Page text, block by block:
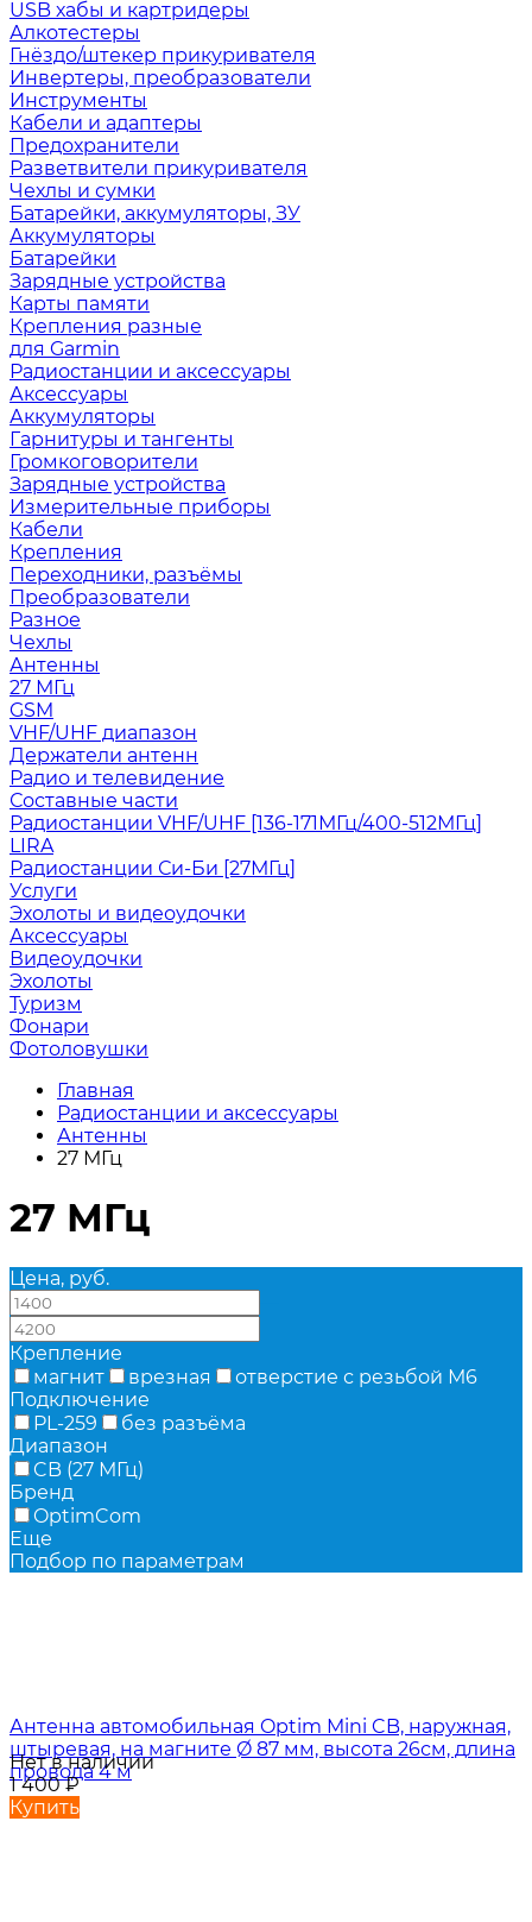
USB хабы и картридеры
Алкотестеры
Гнёздо/штекер прикуривателя
Инвертеры, преобразователи
Инструменты
Кабели и адаптеры
Предохранители
Разветвители прикуривателя
Чехлы и сумки
Батарейки, аккумуляторы, ЗУ
Аккумуляторы
Батарейки
Зарядные устройства
Карты памяти
Крепления разные
для Garmin
Радиостанции и аксессуары
Аксессуары
Аккумуляторы
Гарнитуры и тангенты
Громкоговорители
Зарядные устройства
Измерительные приборы
Кабели
Крепления
Переходники, разъёмы
Преобразователи
Разное
Чехлы
Антенны
27 МГц
GSM
VHF/UHF диапазон
Держатели антенн
Радио и телевидение
Составные части
Радиостанции VHF/UHF [136-171МГц/400-512МГц]
LIRA
Радиостанции Си-Би [27МГц]
Услуги
Эхолоты и видеоудочки
Аксессуары
Видеоудочки
Эхолоты
Туризм
Фонари
Фотоловушки
Главная
Радиостанции и аксессуары
Антенны
27 МГц
27 МГц
Цена, руб.
Крепление
магнит
врезная
отверстие с резьбой М6
Подключение
PL-259
без разъёма
Диапазон
CB (27 МГц)
Бренд
OptimCom
Еще
Подбор по параметрам
Антенна автомобильная Optim Mini CB, наружная,
штыревая, на магните Ø 87 мм, высота 26см, длина
провода 4 м
Нет в наличии
1 400₽
Купить